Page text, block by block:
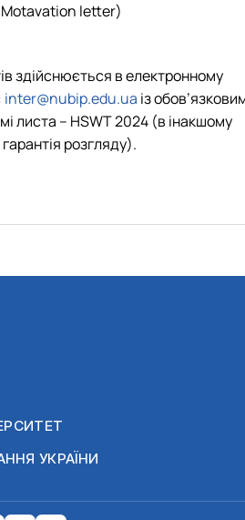
letter)
здійснюється в електронному
inter@nubip.edu.ua із
листа – HSWT 2024 (в інакшому
розгляду).
УКРАЇНИ